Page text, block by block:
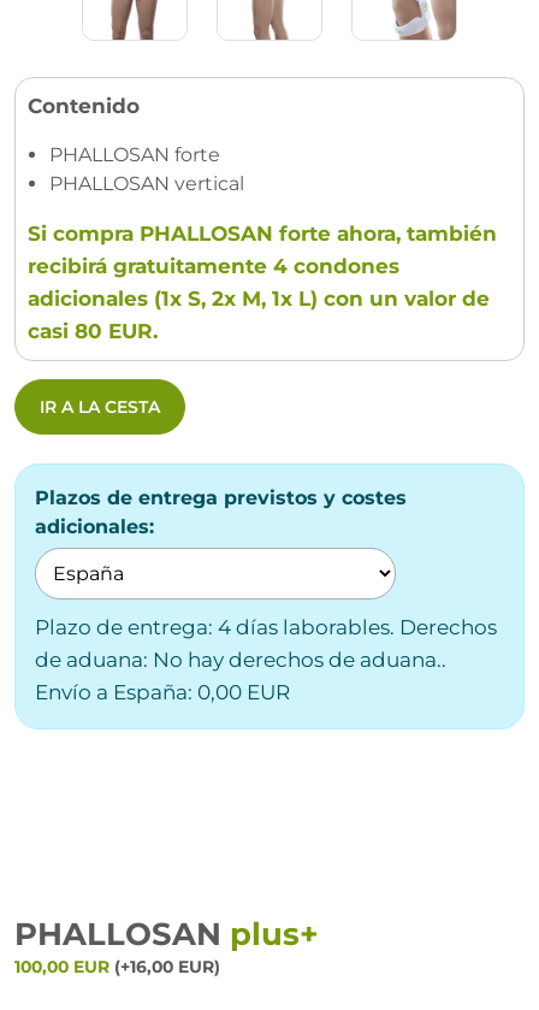
Contenido
PHALLOSAN forte
PHALLOSAN vertical
Si compra PHALLOSAN forte ahora, también
recibirá gratuitamente 4 condones
adicionales (1x S, 2x M, 1x L) con un valor de
casi 80 EUR.
IR A LA CESTA
Plazos de entrega previstos y costes
adicionales:
Plazo de entrega: 4 días laborables. Derechos
de aduana: No hay derechos de aduana..
Envío a España: 0,00 EUR
PHALLOSAN plus+
100,00 EUR (+16,00 EUR)